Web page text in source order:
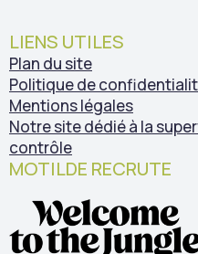
LIENS UTILES
Plan du site
Politique de
Mentions légales
Notre site dédié à la
contrôle
MOTILDE RECRUTE